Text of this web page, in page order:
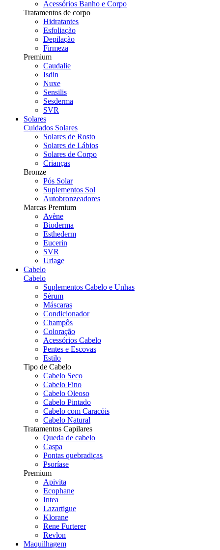
Acessórios Banho e Corpo
Tratamentos de corpo
Hidratantes
Esfoliação
Depilação
Firmeza
Premium
Caudalie
Isdin
Nuxe
Sensilis
Sesderma
SVR
Solares
Cuidados Solares
Solares de Rosto
Solares de Lábios
Solares de Corpo
Crianças
Bronze
Pós Solar
Suplementos Sol
Autobronzeadores
Marcas Premium
Avène
Bioderma
Esthederm
Eucerin
SVR
Uriage
Cabelo
Cabelo
Suplementos Cabelo e Unhas
Sérum
Máscaras
Condicionador
Champôs
Coloração
Acessórios Cabelo
Pentes e Escovas
Estilo
Tipo de Cabelo
Cabelo Seco
Cabelo Fino
Cabelo Oleoso
Cabelo Pintado
Cabelo com Caracóis
Cabelo Natural
Tratamentos Capilares
Queda de cabelo
Caspa
Pontas quebradiças
Psoríase
Premium
Apivita
Ecophane
Intea
Lazartigue
Klorane
Rene Furterer
Revlon
Maquilhagem